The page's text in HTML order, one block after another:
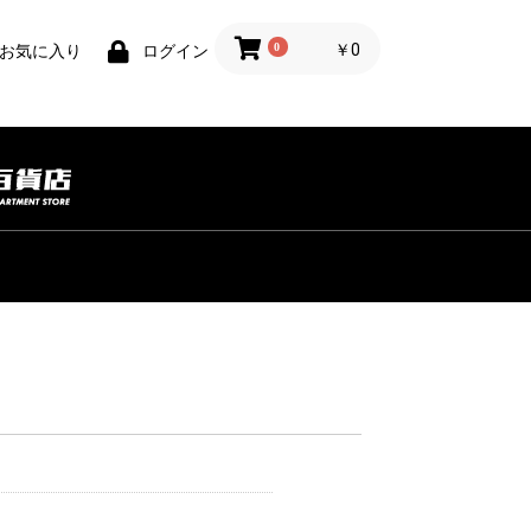
気に入り ログイン 0 ￥0